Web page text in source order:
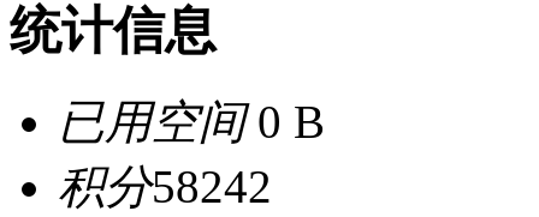
统计信息
已用空间0 B
积分58242